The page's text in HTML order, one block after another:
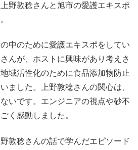
野敦稔さんと旭市の愛護エキスポ
中のために愛護エキスポをしてい
んが、ホストに興味があり考えさ
域活性化のために食品添加物防止
ました。上野敦稔さんの関心は、
いです。エンジニアの視点や砂不
く感動しました。
敦稔さんの話で学んだエピソード